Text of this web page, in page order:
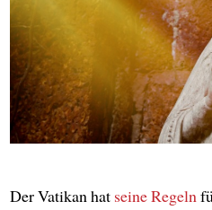
Der Vatikan hat seine Regeln